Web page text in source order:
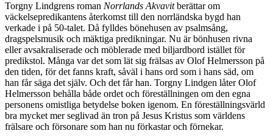
Torgny Lindgrens roman Norrlands Akvavitberättar om
väckelsepredikantens återkomst till den norrländska bygd han
verkade i på 50-talet. Då fylldes bönehusen av psalmsång,
dragspelsmusik och mäktiga predikningar. Nu är bönhusen rivna
eller avsakraliserade och möblerade med biljardbord istället för
predikstol. Många var det som lät sig frälsas av Olof Helmersson på
den tiden, för det fanns kraft, såväl i hans ord som i hans säd, om
han får säga det själv. Och det får han. Torgny Lindgen låter Olof
Helmersson behålla både ordet och föreställningen om den egna
personens omistliga betydelse boken igenom. En föreställningsvärld
bra mycket mer seglivad än tron på Jesus Kristus som världens
frälsare och försonare som han nu förkastar och förnekar.